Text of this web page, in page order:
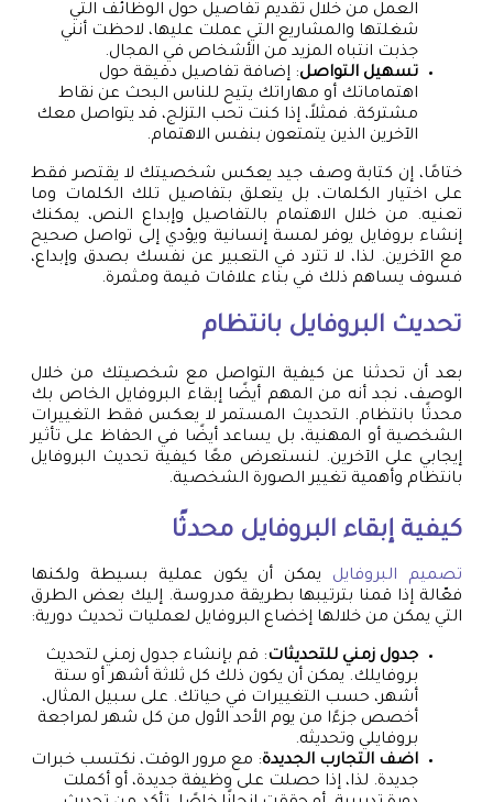
العمل من خلال تقديم تفاصيل حول الوظائف التي
شغلتها والمشاريع التي عملت عليها، لاحظت أنني
جذبت انتباه المزيد من الأشخاص في المجال.
تسهيل التواصل: إضافة تفاصيل دقيقة حول
اهتماماتك أو مهاراتك يتيح للناس البحث عن نقاط
مشتركة. فمثلاً، إذا كنت تحب التزلج، قد يتواصل معك
الآخرين الذين يتمتعون بنفس الاهتمام.
ختامًا، إن كتابة وصف جيد يعكس شخصيتك لا يقتصر فقط
على اختيار الكلمات، بل يتعلق بتفاصيل تلك الكلمات وما
تعنيه. من خلال الاهتمام بالتفاصيل وإبداع النص، يمكنك
إنشاء بروفايل يوفر لمسة إنسانية ويؤدي إلى تواصل صحيح
مع الآخرين. لذا، لا تترد في التعبير عن نفسك بصدق وإبداع،
فسوف يساهم ذلك في بناء علاقات قيمة ومثمرة.
تحديث البروفايل بانتظام
بعد أن تحدثنا عن كيفية التواصل مع شخصيتك من خلال
الوصف، نجد أنه من المهم أيضًا إبقاء البروفايل الخاص بك
محدثًا بانتظام. التحديث المستمر لا يعكس فقط التغييرات
الشخصية أو المهنية، بل يساعد أيضًا في الحفاظ على تأثير
إيجابي على الآخرين. لنستعرض معًا كيفية تحديث البروفايل
بانتظام وأهمية تغيير الصورة الشخصية.
كيفية إبقاء البروفايل محدثًا
تصميم البروفايل يمكن أن يكون عملية بسيطة ولكنها
فعّالة إذا قمنا بترتيبها بطريقة مدروسة. إليك بعض الطرق
التي يمكن من خلالها إخضاع البروفايل لعمليات تحديث دورية:
جدول زمني للتحديثات: قم بإنشاء جدول زمني لتحديث
بروفايلك. يمكن أن يكون ذلك كل ثلاثة أشهر أو ستة
أشهر، حسب التغييرات في حياتك. على سبيل المثال،
أخصص جزءًا من يوم الأحد الأول من كل شهر لمراجعة
بروفايلي وتحديثه.
اضف التجارب الجديدة: مع مرور الوقت، نكتسب خبرات
جديدة. لذا، إذا حصلت على وظيفة جديدة، أو أكملت